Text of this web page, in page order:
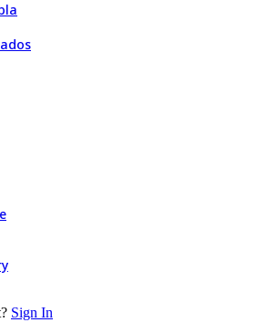
Sign In